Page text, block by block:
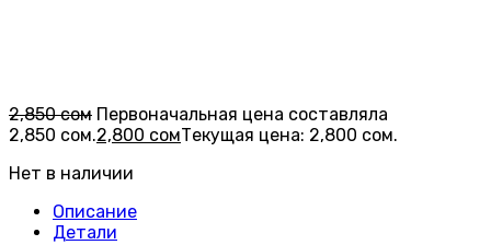
2,850сом Первоначальная цена составляла
2,850 сом.2,800 сомТекущая цена: 2,800 сом.
Нет в наличии
Описание
Детали